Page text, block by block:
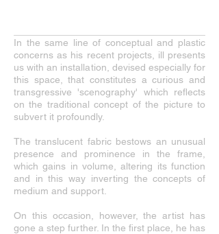
In the same line of conceptual and plastic
concerns as his recent projects, ill presents
us with an installation, devised especially for
this space, that constitutes a curious and
transgressive 'scenography' which reflects
on the traditional concept of the picture to
subvert it profoundly.
The translucent fabric bestows an unusual
presence and prominence in the frame,
which gains in volume, altering its function
and in this way inverting the concepts of
medium and support.
On this occasion, however, the artist has
gone a step further. In the first place, he has